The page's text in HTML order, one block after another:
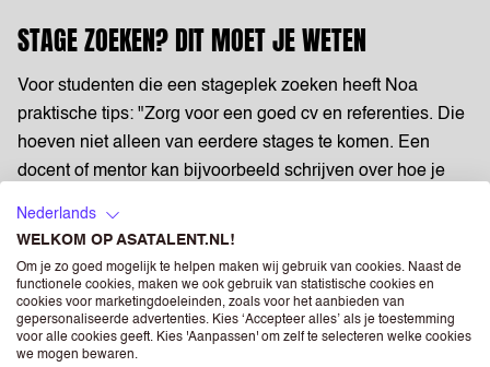
STAGE ZOEKEN? DIT MOET JE WETEN
Voor studenten die een stageplek zoeken heeft Noa
praktische tips: "Zorg voor een goed cv en referenties. Die
hoeven niet alleen van eerdere stages te komen. Een
docent of mentor kan bijvoorbeeld schrijven over hoe je
voor. En vooral: wees jezelf tijdens het gesprek."
WAT LEVERT EEN STAGE OP?
Nederlands
WELKOM OP ASATALENT.NL!
Om je zo goed mogelijk te helpen maken wij gebruik van cookies. Naast de
functionele cookies, maken we ook gebruik van statistische cookies en
cookies voor marketingdoeleinden, zoals voor het aanbieden van
gepersonaliseerde advertenties. Kies ‘Accepteer alles’ als je toestemming
voor alle cookies geeft. Kies 'Aanpassen' om zelf te selecteren welke cookies
we mogen bewaren.